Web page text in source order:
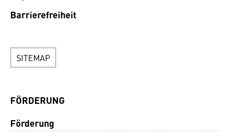
Barrierefreiheit
SITEMAP
FÖRDERUNG
Förderung